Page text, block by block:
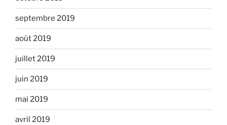
septembre 2019
août 2019
juillet 2019
juin 2019
mai 2019
avril 2019